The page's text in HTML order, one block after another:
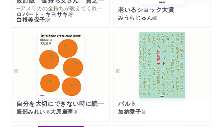
─アメリカの金持ちが教えてくれるお金の哲学
ロバート・キヨサキ著
白根美保子訳
老いるショック大賞
みうらじゅん編
自分を大切にできない時に読む本
服部みれい著大原扁理著
パルト
加納愛子著